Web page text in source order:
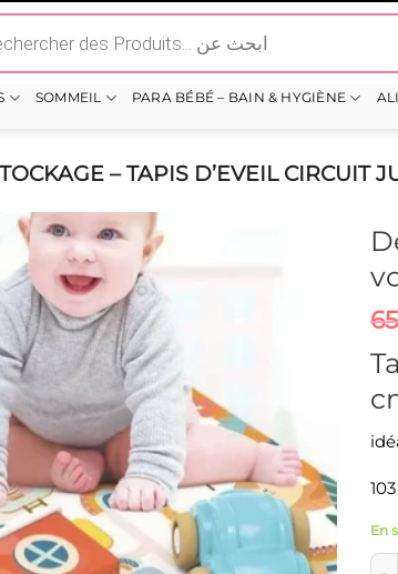
SOMMEIL PARA BÉBÉ – BAIN & HYGIÈNE
– TAPIS D’EVEIL CIRCUIT
En